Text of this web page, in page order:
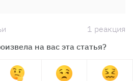
1 реакция
на вас эта статья?